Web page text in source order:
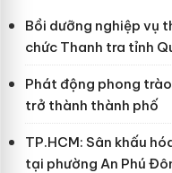
Bồi dưỡng nghiệp vụ
chức Thanh tra tỉnh
Phát động phong
trở thành thành phố
TP.HCM: Sân khấu
tại phường An Phú